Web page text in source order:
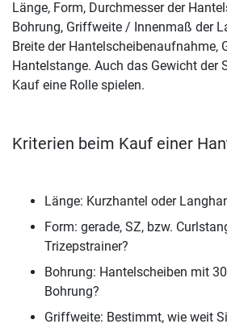
Länge, Form, Durchmesser der
Bohrung, Griffweite / Innenmaß der
Breite der Hantelscheibenaufnahme,
Hantelstange. Auch das Gewicht der
Kauf eine Rolle spielen.
Kriterien beim Kauf einer
Länge: Kurzhantel oder
Form: gerade, SZ, bzw.
Trizepstrainer?
Bohrung: Hantelscheiben mit
Bohrung?
Griffweite: Bestimmt, wie weit